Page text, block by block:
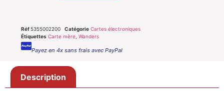
Réf 5355002200 Catégorie Cartes électroniques
Étiquettes Carte mère Wanders
Payez en 4x sans frais avec PayPal
Description